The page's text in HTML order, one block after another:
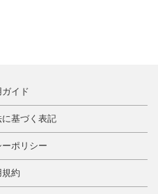
ガイド
基づく表記
ポリシー
規約